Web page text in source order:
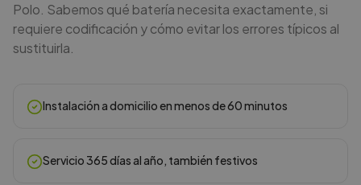
Polo. Sabemos qué batería necesita exactamente, si
requiere codificación y cómo evitar los errores típicos al
sustituirla.
Instalación a domicilio en menos de 60 minutos
Servicio 365 días al año, también festivos